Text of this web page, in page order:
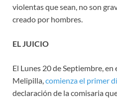
violentas que sean, no son
creado por hombres.
EL JUICIO
El Lunes 20 de Septiembre,
Melipilla,comienza el primer
declaración de la comisaria